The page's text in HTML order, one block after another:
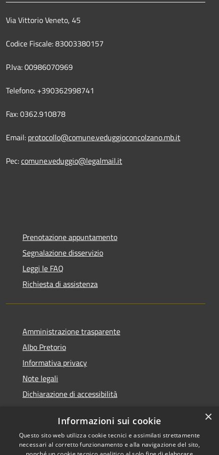
Via Vittorio Veneto, 45
Codice Fiscale: 83003380157
P.Iva: 00986070969
Telefono: +390362998741
Fax: 0362.910878
Email: protocollo@comune.veduggioconcolzano.mb.it
Pec:comune.veduggio@legalmail.it
Prenotazione appuntamento
Segnalazione disservizio
Leggi le FAQ
Richiesta di assistenza
Amministrazione trasparente
Albo Pretorio
Informativa privacy
Note legali
Dichiarazione di accessibilità
RSS
Copyright © 2026 • Comune di
×
Informazioni sui cookie
Questo sito web utilizza cookie tecnici e assimilati strettamente
necessari al corretto funzionamento e alla navigazione del sito,